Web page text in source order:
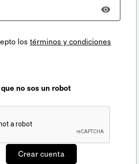
los términos y condiciones
no sos un robot